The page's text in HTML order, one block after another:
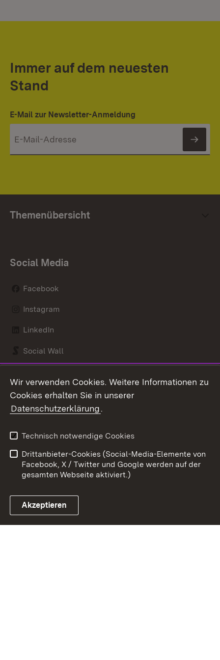
Immer auf dem neuesten
Stand
E-Mail zur Newsletter-Anmeldung
Themenübersicht
Social Media
Facebook
Instagram
LinkedIn
Social Wall
Link zum Landesportal
Kontakt
Barrierefreiheit
Impressum
Cookies
Wir verwenden Cookies. Weitere Informationen zu
Cookies erhalten Sie in unserer
Datenschutzerklärung.
Technisch notwendige Cookies
Drittanbieter-Cookies (Social-Media-Elemente von
Facebook, X / Twitter und Google werden auf der
gesamten Webseite aktiviert.)
Akzeptieren